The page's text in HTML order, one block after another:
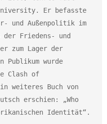
Er befasste
und Außenpolitik im
der Friedens- und
zum Lager der
Publikum wurde
Clash of
weiteres Buch von
erschien: „Who
Identität“.